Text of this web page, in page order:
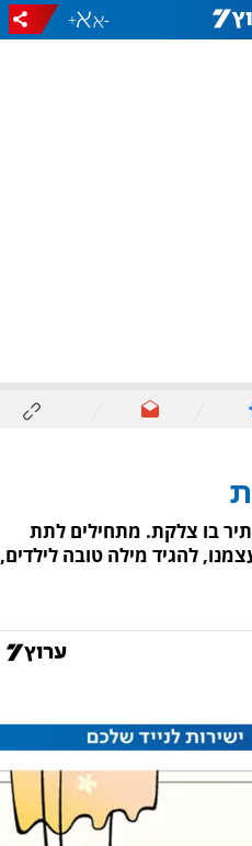
-
+
בו צלקת. מתחילים לתת
להגיד מילה טובה לילדים,